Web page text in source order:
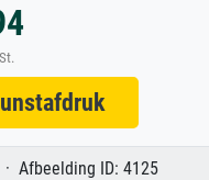
Afbeelding ID: 4125